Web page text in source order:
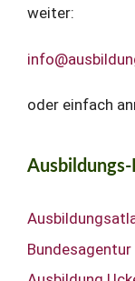
weiter:
oder einfach
Ausbildungs-